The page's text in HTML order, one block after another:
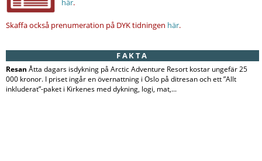
här.
Skaffa också prenumeration på DYK tidningen här.
FAKTA
Resan Åtta dagars isdykning på Arctic Adventure Resort kostar ungefär 25
000 kronor. I priset ingår en övernattning i Oslo på ditresan och ett ”Allt
inkluderat”-paket i Kirkenes med dykning, logi, mat,...